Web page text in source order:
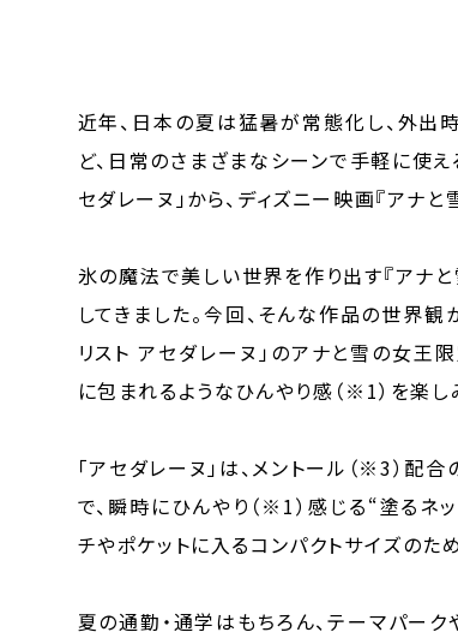
近年、日本の夏は猛暑が常態化し、外出
ど、日常のさまざまなシーンで手軽に使
セダレーヌ」から、ディズニー映画『アナ
氷の魔法で美しい世界を作り出す『アナ
してきました。今回、そんな作品の世界
リスト アセダレーヌ」のアナと雪の女王
に包まれるようなひんやり感（※1）を楽
「アセダレーヌ」は、メントール（※3）配
で、瞬時にひんやり（※1）感じる“塗るネ
チやポケットに入るコンパクトサイズの
夏の通勤・通学はもちろん、テーマパー